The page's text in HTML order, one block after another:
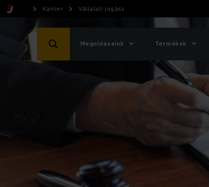
Karrier Vállalati jogász
Megoldásaink Termékek